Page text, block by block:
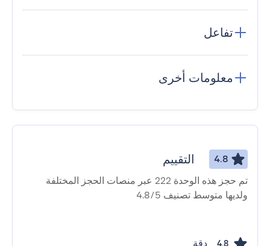
تفاعل
معلومات أخرى
4.8 التقييم
تم حجز هذه الوحدة 222 عبر منصات الحجز المختلفة
ولديها متوسط ​​تصنيف 4.8/5
4.8 دقة